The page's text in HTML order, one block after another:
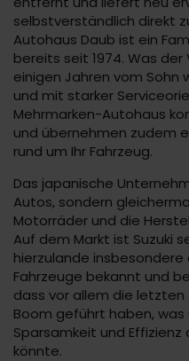
selbstverständlich direkt
Autohaus Daub ist ein
bereits seit 1974. Was
einigen Jahren vom
und mit starker
Mehrmarken-Autohaus
und übernehmen zudem
rund um Ihr Fahrzeug.
Das japanische
Autos, sondern
Motorräder und die
Auf dem Markt ist Suzuki
hierzulande
Fahrzeuge bekannt und
dass vor allem die
Boom geführt haben,
Sparsamkeit und
könnte.